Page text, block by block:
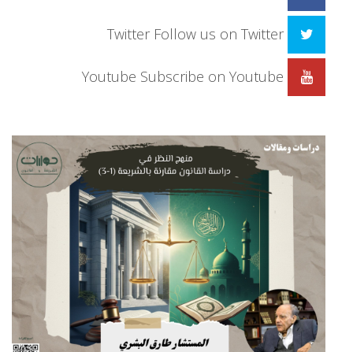
Twitter Follow us on Twitter
Youtube Subscribe on Youtube